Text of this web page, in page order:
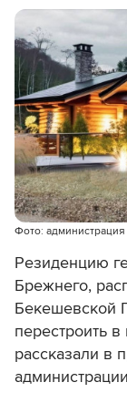
Фото:
Резиденцию
Брежнего,
Бекешевской
перестроить
рассказали в